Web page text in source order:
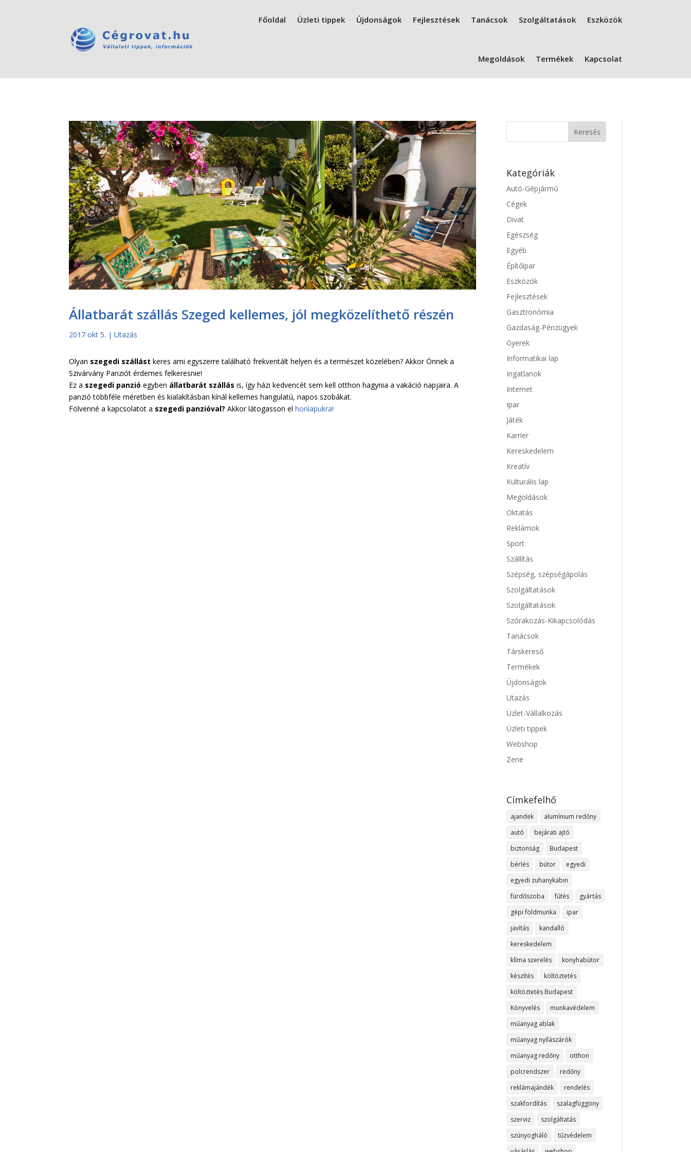
Főoldal Üzleti tippek Újdonságok Fejlesztések Tanácsok Szolgáltatások Eszközök
Megoldások Termékek Kapcsolat
Állatbarát szállás Szeged kellemes, jól megközelíthető részén
2017 okt 5. |Utazás
Olyan szegedi szállást keres ami egyszerre található frekventált helyen és a természet közelében? Akkor Önnek a
Szivárvány Panziót érdemes felkeresnie!
Ez a szegedi panzió egyben állatbarát szállás is, így házi kedvencét sem kell otthon hagynia a vakáció napjaira. A
panzió többféle méretben és kialakításban kínál kellemes hangulatú, napos szobákat.
Fölvenné a kapcsolatot a szegedi panzióval? Akkor látogasson elhonlapukra!
Kategóriák
Autó-Gépjármű
Cégek
Divat
Egészség
Egyéb
Építőipar
Eszközök
Fejlesztések
Gasztronómia
Gazdaság-Pénzügyek
Gyerek
Informatikai lap
Ingatlanok
Internet
Ipar
Játék
Karrier
Kereskedelem
Kreatív
Kulturális lap
Megoldások
Oktatás
Reklámok
Sport
Szállítás
Szépség, szépségápolás
Szolgáltatások
Szolgáltatások
Szórakozás-Kikapcsolódás
Tanácsok
Társkereső
Termékek
Újdonságok
Utazás
Üzlet-Vállalkozás
Üzleti tippek
Webshop
Zene
Címkefelhő
ajandek
alumínium redőny
autó
bejárati ajtó
biztonság
Budapest
bérlés
bútor
egyedi
egyedi zuhanykabin
fürdőszoba
fűtés
gyártás
gépi földmunka
ipar
javítás
kandalló
kereskedelem
klíma szerelés
konyhabútor
készítés
költöztetés
költöztetés Budapest
Könyvelés
munkavédelem
műanyag ablak
műanyag nyílászárók
műanyag redőny
otthon
polcrendszer
redőny
reklámajándék
rendelés
szakfordítás
szalagfüggöny
szerviz
szolgáltatás
szúnyogháló
tűzvédelem